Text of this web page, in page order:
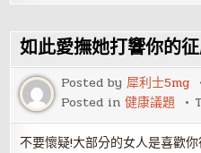
產
之
戰
投
保
薪
資
變
如此愛撫她打響你的
Posted by犀利士5mg
Posted in健康議題
不要懷疑!大部分的女人是喜歡